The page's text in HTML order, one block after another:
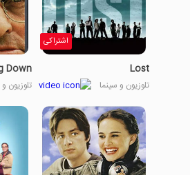
اشتراکی
Lost
تلوزیون و سینما
Down
تلوزیون